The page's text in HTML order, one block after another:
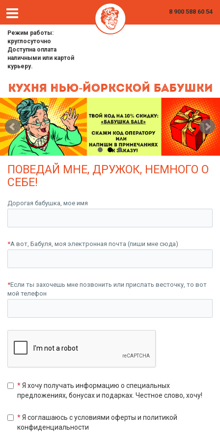
8 900 588 60 54
Режим работы:
круглосуточно
Доступна оплата
наличными или картой
курьеру.
ПОВЕДАЙ МНЕ, ДРУЖОК, НЕМНОГО О
СЕБЕ!
Дорогая бабушка, мое имя
*А вот, Бабуля, моя электронная почта (пиши мне сюда)
*Если ты захочешь мне позвонить или прислать весточку, то вот
мой телефон
*Я хочу получать информацию о специальных
предложениях, бонусах и подарках. Честное слово, хочу!
*Я соглашаюсь с условиями оферты и политикой
конфиденциальности